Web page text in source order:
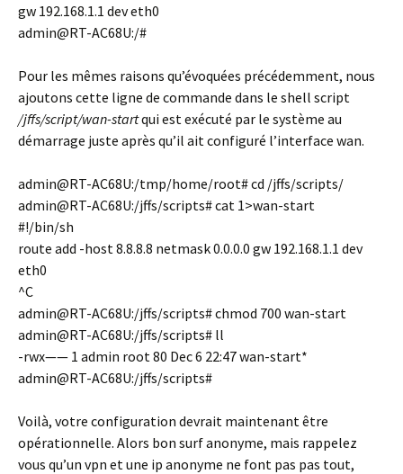
gw 192.168.1.1 dev eth0
admin@RT-AC68U:/#
Pour les mêmes raisons qu’évoquées précédemment, nous
ajoutons cette ligne de commande dans le shell script
/jffs/script/wan-startqui est exécuté par le système au
démarrage juste après qu’il ait configuré l’interface wan.
admin@RT-AC68U:/tmp/home/root# cd /jffs/scripts/
admin@RT-AC68U:/jffs/scripts# cat 1>wan-start
#!/bin/sh
route add -host 8.8.8.8 netmask 0.0.0.0 gw 192.168.1.1 dev
eth0
^C
admin@RT-AC68U:/jffs/scripts# chmod 700 wan-start
admin@RT-AC68U:/jffs/scripts# ll
-rwx—— 1 admin root 80 Dec 6 22:47 wan-start*
admin@RT-AC68U:/jffs/scripts#
Voilà, votre configuration devrait maintenant être
opérationnelle. Alors bon surf anonyme, mais rappelez
vous qu’un vpn et une ip anonyme ne font pas pas tout,